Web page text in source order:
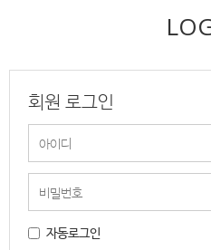
회원 로그인
자동로그인